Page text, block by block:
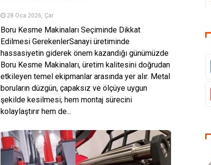
28 Oca 2026, Çar
Boru Kesme Makinaları Seçiminde Dikkat
Edilmesi GerekenlerSanayi üretiminde
hassasiyetin giderek önem kazandığı günümüzde
Boru Kesme Makinaları, üretim kalitesini doğrudan
etkileyen temel ekipmanlar arasında yer alır. Metal
boruların düzgün, çapaksız ve ölçüye uygun
şekilde kesilmesi; hem montaj sürecini
kolaylaştırır hem de...